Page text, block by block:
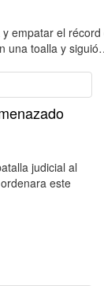
el
una toalla y
judicial al
este